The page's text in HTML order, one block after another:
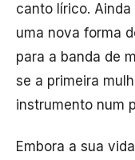
canto lírico.
uma nova forma
para a banda de
se a primeira
instrumento num
Embora a sua